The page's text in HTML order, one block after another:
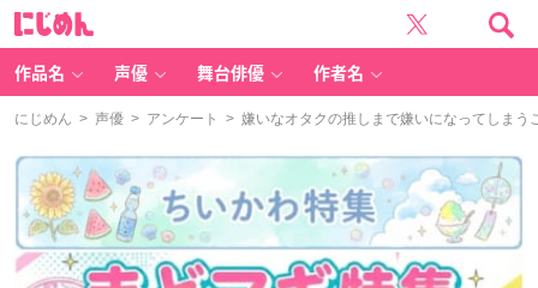
作品名 声優 舞台俳優 作者名
にじめん > 声優 > アンケート > 嫌いなオタクの推しまで嫌いになってしまう